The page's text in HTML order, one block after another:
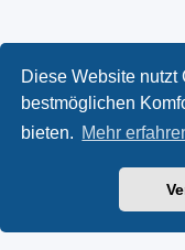
Diese Website nutzt
bestmöglichen
bieten. Mehr